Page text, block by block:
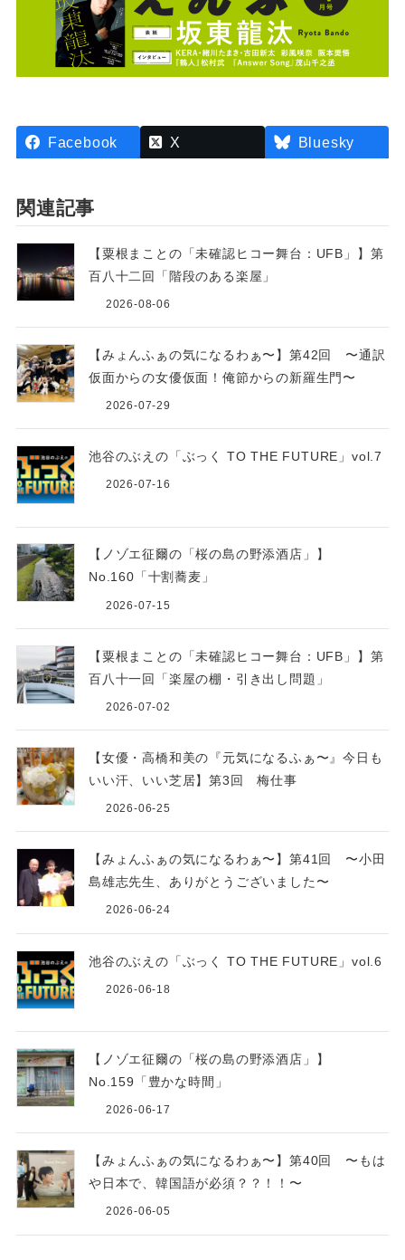
Facebook X Bluesky
関連記事
【粟根まことの「未確認ヒコー舞台：UFB」】第
百八十二回「階段のある楽屋」
2026-08-06
【みょんふぁの気になるわぁ〜】第42回 〜通訳
仮面からの女優仮面！俺節からの新羅生門〜
2026-07-29
池谷のぶえの「ぶっく TO THE FUTURE」vol.7
2026-07-16
【ノゾエ征爾の「桜の島の野添酒店」】
No.160「十割蕎麦」
2026-07-15
【粟根まことの「未確認ヒコー舞台：UFB」】第
百八十一回「楽屋の棚・引き出し問題」
2026-07-02
【女優・高橋和美の『元気になるふぁ〜』今日も
いい汗、いい芝居】第3回 梅仕事
2026-06-25
【みょんふぁの気になるわぁ〜】第41回 〜小田
島雄志先生、ありがとうございました〜
2026-06-24
池谷のぶえの「ぶっく TO THE FUTURE」vol.6
2026-06-18
【ノゾエ征爾の「桜の島の野添酒店」】
No.159「豊かな時間」
2026-06-17
【みょんふぁの気になるわぁ〜】第40回 〜もは
や日本で、韓国語が必須？？！！〜
2026-06-05